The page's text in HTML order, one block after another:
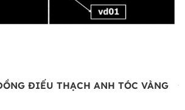
ĐIẾU THẠCH ANH TÓC VÀNG